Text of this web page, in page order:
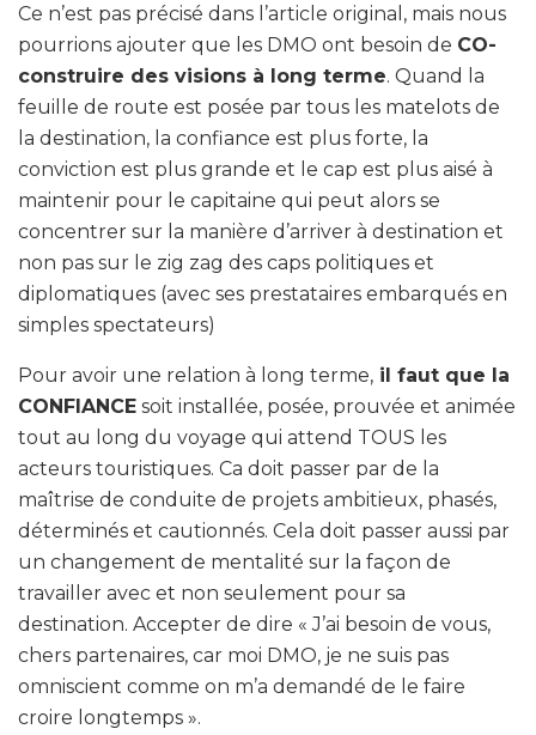
Ce n’est pas précisé dans l’article original, mais nous
pourrions ajouter que les DMO ont besoin de CO-
construire des visions à long terme. Quand la
feuille de route est posée par tous les matelots de
la destination, la confiance est plus forte, la
conviction est plus grande et le cap est plus aisé à
maintenir pour le capitaine qui peut alors se
concentrer sur la manière d’arriver à destination et
non pas sur le zig zag des caps politiques et
diplomatiques (avec ses prestataires embarqués en
simples spectateurs)
Pour avoir une relation à long terme, il faut que la
CONFIANCE soit installée, posée, prouvée et animée
tout au long du voyage qui attend TOUS les
acteurs touristiques. Ca doit passer par de la
maîtrise de conduite de projets ambitieux, phasés,
déterminés et cautionnés. Cela doit passer aussi par
un changement de mentalité sur la façon de
travailler avec et non seulement pour sa
destination. Accepter de dire « J’ai besoin de vous,
chers partenaires, car moi DMO, je ne suis pas
omniscient comme on m’a demandé de le faire
croire longtemps ».